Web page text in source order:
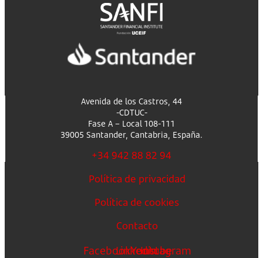
Avenida de los Castros, 44
-CDTUC-
Fase A – Local 108-111
39005 Santander, Cantabria, España.
+34 942 88 82 94
Política de privacidad
Política de cookies
Contacto
FacebookLinkedin
Youtube
Instagram